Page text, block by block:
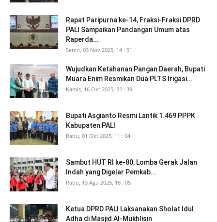
Rapat Paripurna ke-14, Fraksi-Fraksi DPRD
PALI Sampaikan Pandangan Umum atas
Raperda...
Senin, 03 Nov 2025, 14 : 51
Wujudkan Ketahanan Pangan Daerah, Bupati
Muara Enim Resmikan Dua PLTS Irigasi...
Kamis, 16 Okt 2025, 22 : 39
Bupati Asgianto Resmi Lantik 1.469 PPPK
Kabupaten PALI
Rabu, 01 Okt 2025, 11 : 04
Sambut HUT RI ke-80, Lomba Gerak Jalan
Indah yang Digelar Pemkab...
Rabu, 13 Agu 2025, 18 : 05
Ketua DPRD PALI Laksanakan Sholat Idul
Adha di Masjid Al-Mukhlisin